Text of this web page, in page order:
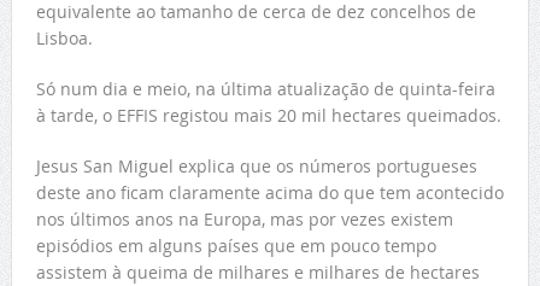
equivalente ao tamanho de cerca de dez concelhos de
Lisboa.
Só num dia e meio, na última atualização de quinta-feira
à tarde, o EFFIS registou mais 20 mil hectares queimados.
Jesus San Miguel explica que os números portugueses
deste ano ficam claramente acima do que tem acontecido
nos últimos anos na Europa, mas por vezes existem
episódios em alguns países que em pouco tempo
assistem à queima de milhares e milhares de hectares